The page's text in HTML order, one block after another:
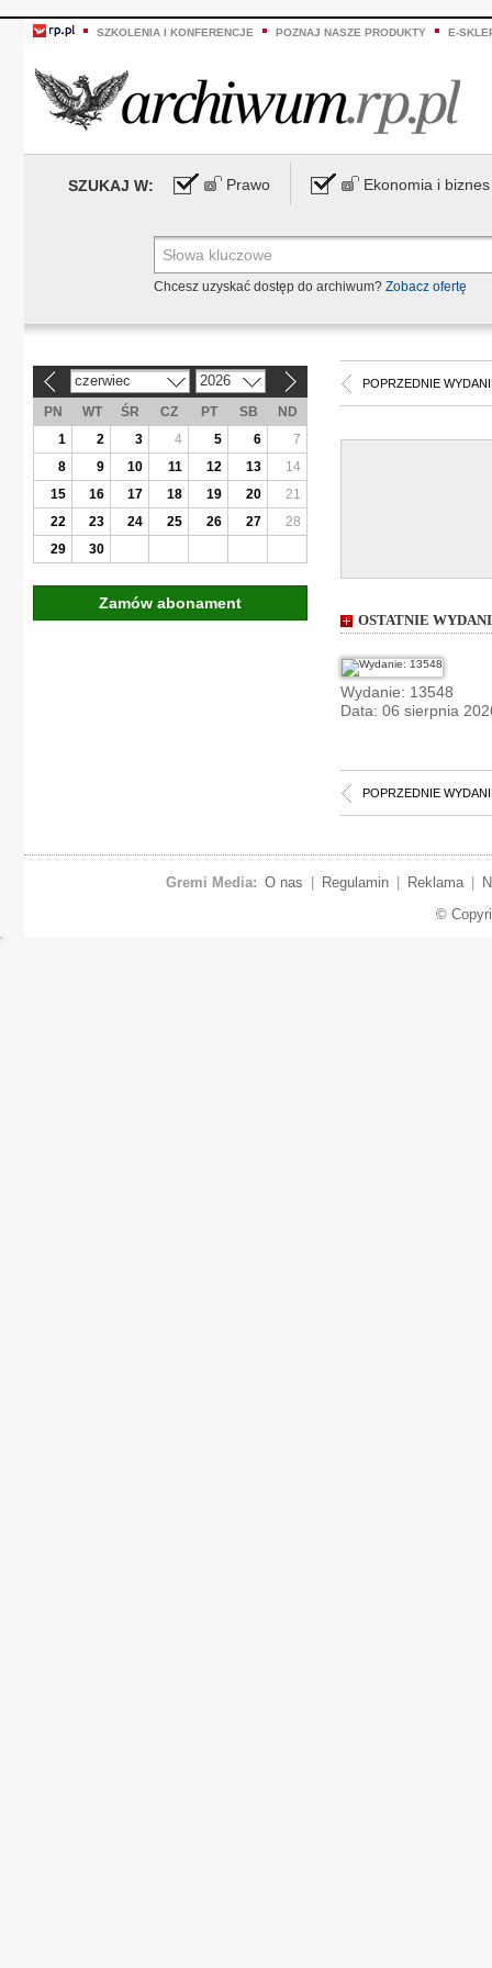
SZKOLENIA I KONFERENCJE POZNAJ NASZE PRODUKTY E-
SZUKAJ W: Prawo Ekonomia i biznes
Chcesz uzyskać dostęp do archiwum? Zobacz ofertę
POPRZEDNIE
OSTATNIE
Wydanie: 13548
Data: 06 sierpnia
POPRZEDNIE
czerwiec 2026
PN WT ŚR CZ PT SB
ND
1
2 3 4 5 6
7
8
9 10 11 12 13
14
15
16 17 18 19 20
21
22
23 24 25 26 27
28
29
30
Zamów abonament
Gremi Media: O nas Regulamin Reklama
©